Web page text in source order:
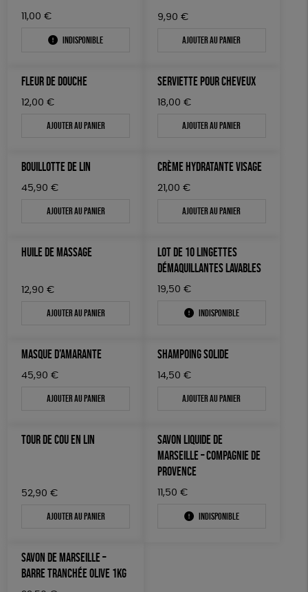
11,00 €
Indisponible
9,90 €
Ajouter au panier
FLEUR DE DOUCHE
12,00 €
Ajouter au panier
SERVIETTE POUR CHEVEUX
18,00 €
Ajouter au panier
BOUILLOTTE DE LIN
45,90 €
Ajouter au panier
CRÈME HYDRATANTE VISAGE
21,00 €
Ajouter au panier
HUILE DE MASSAGE
12,90 €
Ajouter au panier
LOT DE 10 LINGETTES
DÉMAQUILLANTES LAVABLES
19,50 €
Indisponible
MASQUE D’AMARANTE
45,90 €
Ajouter au panier
SHAMPOING SOLIDE
14,50 €
Ajouter au panier
TOUR DE COU EN LIN
52,90 €
Ajouter au panier
SAVON LIQUIDE DE
MARSEILLE – COMPAGNIE DE
PROVENCE
11,50 €
Indisponible
SAVON DE MARSEILLE –
BARRE TRANCHÉE OLIVE 1KG